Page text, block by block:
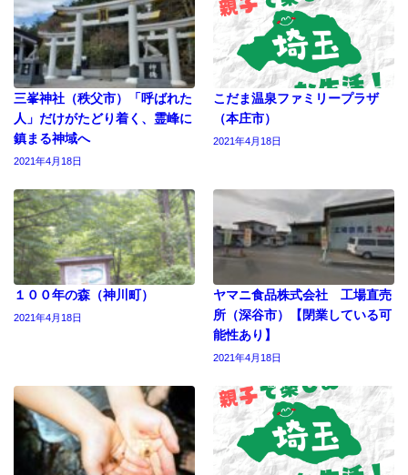
三峯神社（秩父市）「呼ばれた
人」だけがたどり着く、霊峰に
鎮まる神域へ
2021年4月18日
こだま温泉ファミリープラザ
（本庄市）
2021年4月18日
１００年の森（神川町）
2021年4月18日
ヤマニ食品株式会社 工場直売
所（深谷市）【閉業している可
能性あり】
2021年4月18日